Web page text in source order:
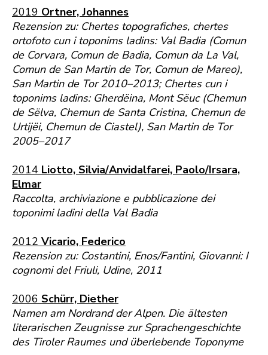
2019 Ortner, Johannes
Rezension zu: Chertes topografiches, chertes
ortofoto cun i toponims ladins: Val Badia (Comun
de Corvara, Comun de Badia, Comun da La Val,
Comun de San Martin de Tor, Comun de Mareo),
San Martin de Tor 2010–2013; Chertes cun i
toponims ladins: Gherdëina, Mont Sëuc (Chemun
de Sëlva, Chemun de Santa Cristina, Chemun de
Urtijëi, Chemun de Ciastel), San Martin de Tor
2005–2017
2014 Liotto, Silvia/Anvidalfarei, Paolo/Irsara,
Elmar
Raccolta, archiviazione e pubblicazione dei
toponimi ladini della Val Badia
2012 Vicario, Federico
Rezension zu: Costantini, Enos/Fantini, Giovanni: I
cognomi del Friuli, Udine, 2011
2006 Schürr, Diether
Namen am Nordrand der Alpen. Die ältesten
literarischen Zeugnisse zur Sprachengeschichte
des Tiroler Raumes und überlebende Toponyme